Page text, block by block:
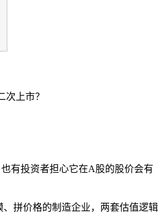
上市？
有投资者担心它在A股的股价会有
拼价格的制造企业，两套估值逻辑